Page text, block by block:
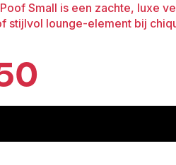
Small is een zachte, luxe
stijlvol lounge-element bij